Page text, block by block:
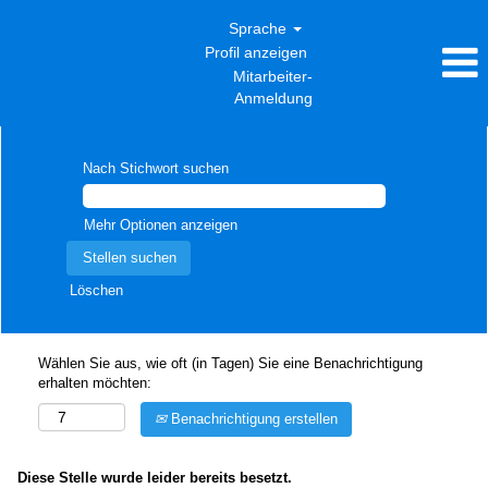
Sprache
Profil anzeigen
Mitarbeiter-
Anmeldung
Nach Stichwort suchen
Mehr Optionen anzeigen
Löschen
Wählen Sie aus, wie oft (in Tagen) Sie eine Benachrichtigung
erhalten möchten:
Benachrichtigung erstellen
Diese Stelle wurde leider bereits besetzt.